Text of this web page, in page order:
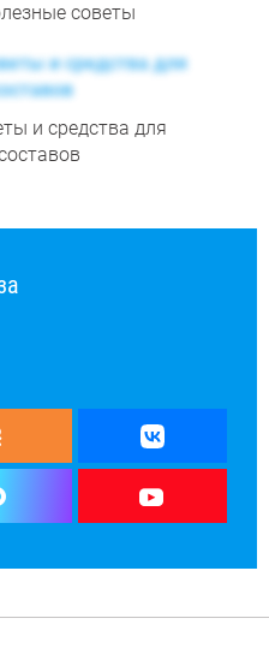
советы
и средства для